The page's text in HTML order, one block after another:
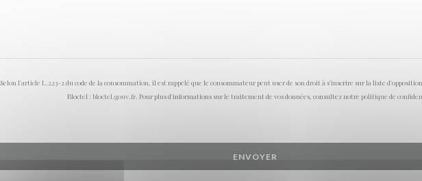
Selon l'article L.223-2 du code de la consommation, il est rappelé que le consommateur peut user de son droit à s'inscrire sur la liste
Bloctel : bloctel.gouv.fr. Pour plus d'informations sur le traitement de vos données, consultez notre politique de